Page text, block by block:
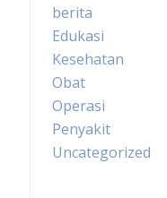
berita
Edukasi
Kesehatan
Obat
Operasi
Penyakit
Uncategorized